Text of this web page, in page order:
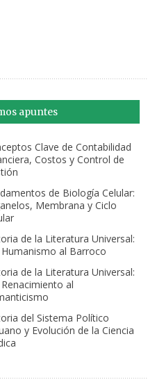
apuntes
Clave de Contabilidad
Costos y Control de
de Biología Celular:
Membrana y Ciclo
de la Literatura Universal:
al Barroco
de la Literatura Universal:
al
del Sistema Político
y Evolución de la Ciencia